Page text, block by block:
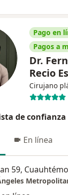
Pago en
Pagos a
Dr.
Recio
Cirujano
de confianza
En línea
59,